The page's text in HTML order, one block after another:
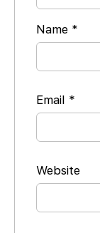
Name *
Email *
Website